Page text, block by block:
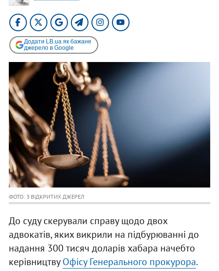
Додати LB.ua як бажане
джерело в Google
ФОТО: З ВІДКРИТИХ ДЖЕРЕЛ
До суду скерували справу щодо двох
адвокатів, яких викрили на підбурюванні до
надання 300 тисяч доларів хабара начебто
керівництвуОфісу Генерального прокурора.